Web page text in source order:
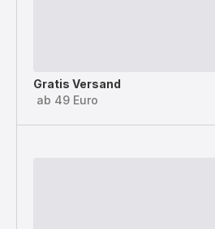
Gratis Versand
ab 49 Euro